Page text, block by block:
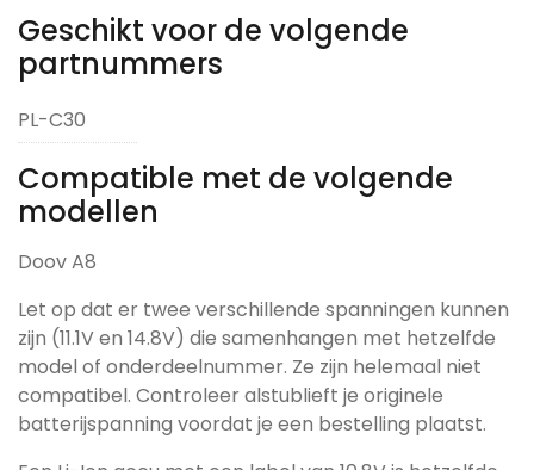
Geschikt voor de volgende
partnummers
PL-C30
Compatible met de volgende
modellen
Doov A8
Let op dat er twee verschillende spanningen kunnen
zijn (11.1V en 14.8V) die samenhangen met hetzelfde
model of onderdeelnummer. Ze zijn helemaal niet
compatibel. Controleer alstublieft je originele
batterijspanning voordat je een bestelling plaatst.